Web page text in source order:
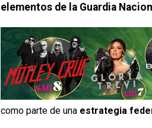
elementos de la Guardia
como parte de una estrategia